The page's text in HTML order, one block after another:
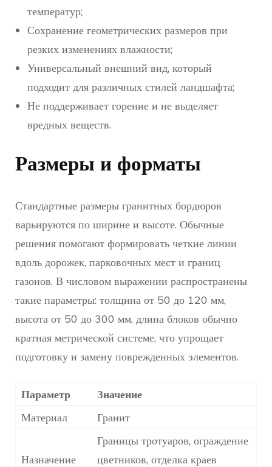
температур;
Сохранение геометрических размеров при
резких изменениях влажности;
Универсальный внешний вид, который
подходит для различных стилей ландшафта;
Не поддерживает горение и не выделяет
вредных веществ.
Размеры и форматы
Стандартные размеры гранитных бордюров
варьируются по ширине и высоте. Обычные
решения помогают формировать четкие линии
вдоль дорожек, парковочных мест и границ
газонов. В числовом выражении распространены
такие параметры: толщина от 50 до 120 мм,
высота от 50 до 300 мм, длина блоков обычно
кратная метрической системе, что упрощает
подготовку и замену поврежденных элементов.
Параметр
Значение
Материал
Гранит
Назначение
Границы тротуаров, ограждение
цветников, отделка краев